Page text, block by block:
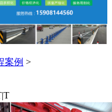
案例 >
|T